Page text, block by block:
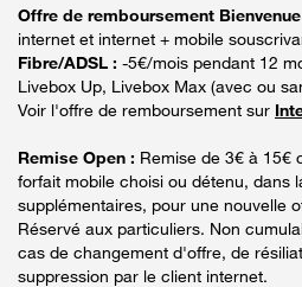
Offre de remboursement Bienvenue
internet et internet + mobile
Fibre/ADSL : -5€/mois pendant 12
Livebox Up, Livebox Max (avec ou
Voir l'offre de remboursement sur
Remise Open : Remise de 3€ à 15€
forfait mobile choisi ou détenu, dans
supplémentaires, pour une nouvelle
Réservé aux particuliers. Non
cas de changement d'offre, de
suppression par le client internet.